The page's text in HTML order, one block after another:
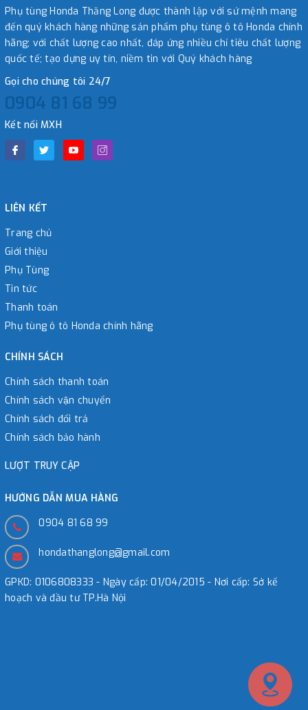
Phụ tùng Honda Thăng Long được thành lập với sứ mệnh mang
đến quý khách hàng những sản phẩm phụ tùng ô tô Honda chính
hãng; với chất lượng cao nhất, đáp ứng nhiều chỉ tiêu chất lượng
quốc tế; tạo dựng uy tín, niềm tin với Quý khách hàng
Gọi cho chúng tôi 24/7
0904 81 68 99
Kết nối MXH
LIÊN KẾT
Trang chủ
Giới thiệu
Phụ Tùng
Tin tức
Thanh toán
Phụ tùng ô tô Honda chính hãng
CHÍNH SÁCH
Chính sách thanh toán
Chính sách vận chuyển
Chính sách đổi trả
Chính sách bảo hành
LƯỢT TRUY CẬP
HƯỚNG DẪN MUA HÀNG
0904 81 68 99
hondathanglong@gmail.com
GPKD: 0106808333 - Ngày cấp: 01/04/2015 - Nơi cấp: Sở kế
hoạch và đầu tư TP.Hà Nội